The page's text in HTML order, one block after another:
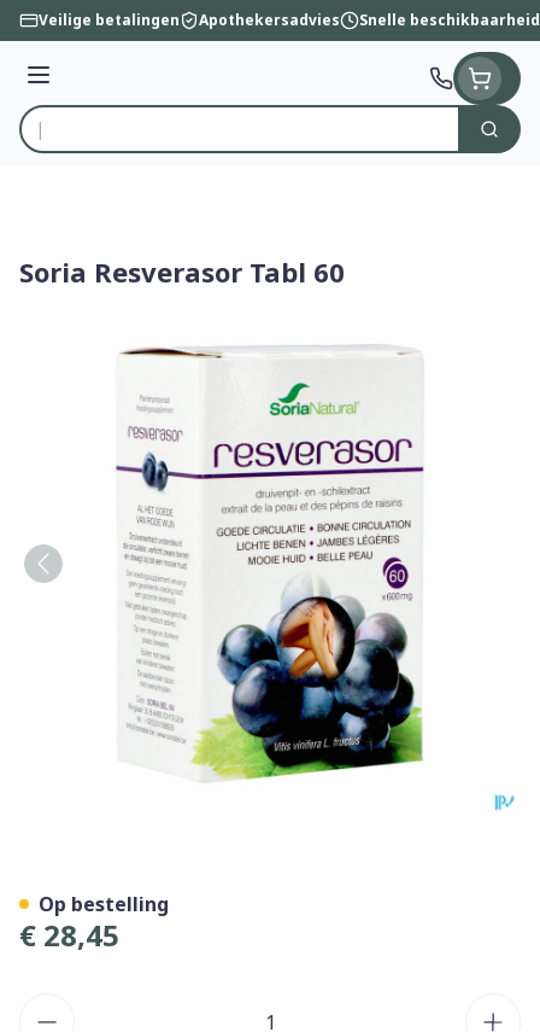
Ga naar de inhoud
Veilige betalingen Apothekersadvies Snelle beschikbaarheid
Menu
Product, merk, categorie...
Zoek
Soria Resverasor Tabl 60
€ 28,45
Op bestelling